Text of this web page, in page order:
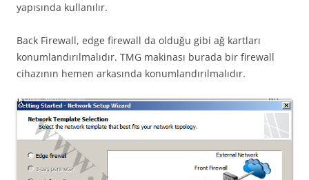
yapısında kullanılır.
Back Firewall, edge firewall da olduğu gibi ağ kartları
konumlandırılmalıdır. TMG makinası burada bir firewall
cihazının hemen arkasında konumlandırılmalıdır.